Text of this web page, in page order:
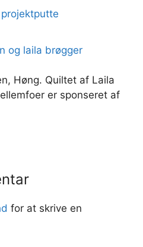
projektputte
Høng. Quiltet af Laila
er sponseret af
for at skrive en